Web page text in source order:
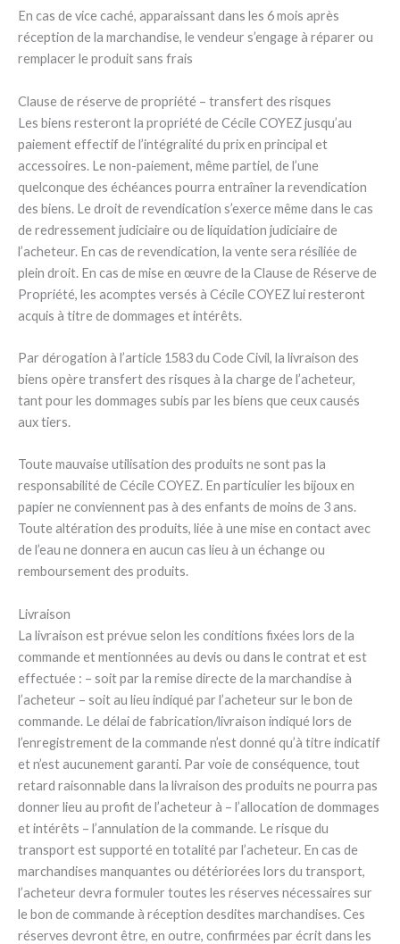
En cas de vice caché, apparaissant dans les 6 mois après
réception de la marchandise, le vendeur s’engage à réparer ou
remplacer le produit sans frais
Clause de réserve de propriété – transfert des risques
Les biens resteront la propriété de Cécile COYEZ jusqu’au
paiement effectif de l’intégralité du prix en principal et
accessoires. Le non-paiement, même partiel, de l’une
quelconque des échéances pourra entraîner la revendication
des biens. Le droit de revendication s’exerce même dans le cas
de redressement judiciaire ou de liquidation judiciaire de
l’acheteur. En cas de revendication, la vente sera résiliée de
plein droit. En cas de mise en œuvre de la Clause de Réserve de
Propriété, les acomptes versés à Cécile COYEZ lui resteront
acquis à titre de dommages et intérêts.
Par dérogation à l’article 1583 du Code Civil, la livraison des
biens opère transfert des risques à la charge de l’acheteur,
tant pour les dommages subis par les biens que ceux causés
aux tiers.
Toute mauvaise utilisation des produits ne sont pas la
responsabilité de Cécile COYEZ. En particulier les bijoux en
papier ne conviennent pas à des enfants de moins de 3 ans.
Toute altération des produits, liée à une mise en contact avec
de l’eau ne donnera en aucun cas lieu à un échange ou
remboursement des produits.
Livraison
La livraison est prévue selon les conditions fixées lors de la
commande et mentionnées au devis ou dans le contrat et est
effectuée : – soit par la remise directe de la marchandise à
l’acheteur – soit au lieu indiqué par l’acheteur sur le bon de
commande. Le délai de fabrication/livraison indiqué lors de
l’enregistrement de la commande n’est donné qu’à titre indicatif
et n’est aucunement garanti. Par voie de conséquence, tout
retard raisonnable dans la livraison des produits ne pourra pas
donner lieu au profit de l’acheteur à – l’allocation de dommages
et intérêts – l’annulation de la commande. Le risque du
transport est supporté en totalité par l’acheteur. En cas de
marchandises manquantes ou détériorées lors du transport,
l’acheteur devra formuler toutes les réserves nécessaires sur
le bon de commande à réception desdites marchandises. Ces
réserves devront être, en outre, confirmées par écrit dans les